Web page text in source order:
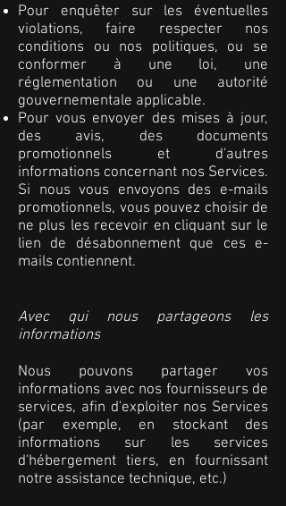
Pour enquêter sur les éventuelles
violations, faire respecter nos
conditions ou nos politiques, ou se
conformer à une loi, une
réglementation ou une autorité
gouvernementale applicable.
Pour vous envoyer des mises à jour,
des avis, des documents
promotionnels et d'autres
informations concernant nos Services.
Si nous vous envoyons des e-mails
promotionnels, vous pouvez choisir de
ne plus les recevoir en cliquant sur le
lien de désabonnement que ces e-
mails contiennent.
Avec qui nous partageons les
informations
Nous pouvons partager vos
informations avec nos fournisseurs de
services, afin d'exploiter nos Services
(par exemple, en stockant des
informations sur les services
d'hébergement tiers, en fournissant
notre assistance technique, etc.)